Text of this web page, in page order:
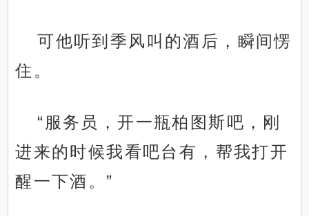
可他听到季风叫的酒后，瞬间愣
住。
“服务员，开一瓶柏图斯吧，刚
进来的时候我看吧台有，帮我打开
醒一下酒。”